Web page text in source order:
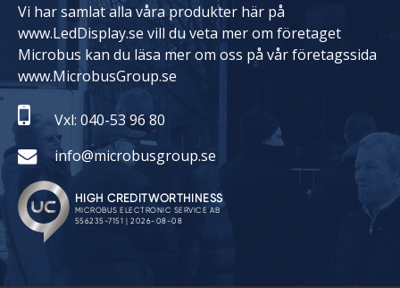
Vi har samlat alla våra produkter här på
www.LedDisplay.se vill du veta mer om företaget
Microbus kan du läsa mer om oss på vår företagssida
www.MicrobusGroup.se
Vxl: 040-53 96 80
info@microbusgroup.se